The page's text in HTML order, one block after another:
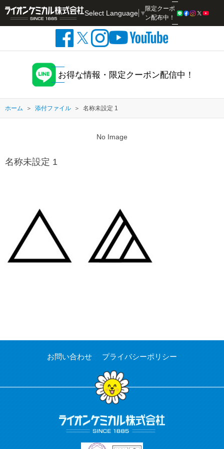
Select Language ▼
限定クーポ
ン配布中！
お得な情報・限定クーポン配信中！
ホーム 添付ファイル 名称未設定 1
No Image
名称未設定 1
お問い合わせ プライバシーポリシー
検索